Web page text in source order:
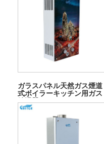
ガラスパネル天然ガス煙道
式ボイラーキッチン用ガス
給湯器